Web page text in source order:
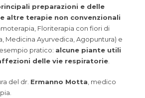
preparazioni e delle
altre terapie non convenzionali
Floriterapia con fiori di
Medicina Ayurvedica, Agopuntura) e
pratico: alcune piante utili
delle vie respiratorie
del dr. Ermanno Motta , medico